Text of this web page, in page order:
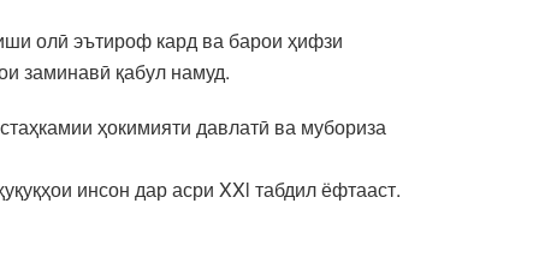
олӣ эътироф кард ва барои ҳифзи
заминавӣ қабул намуд.
ҳокимияти давлатӣ ва мубориза
инсон дар асри XXl табдил ёфтааст.